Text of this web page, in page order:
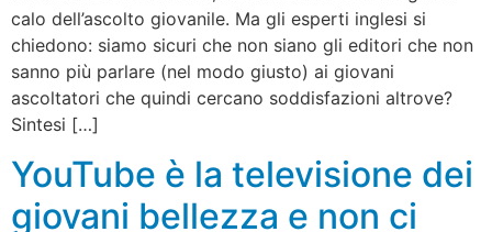
calo dell’ascolto giovanile. Ma gli esperti inglesi si
chiedono: siamo sicuri che non siano gli editori che non
sanno più parlare (nel modo giusto) ai giovani
ascoltatori che quindi cercano soddisfazioni altrove?
Sintesi […]
YouTube è la televisione dei
giovani bellezza e non ci